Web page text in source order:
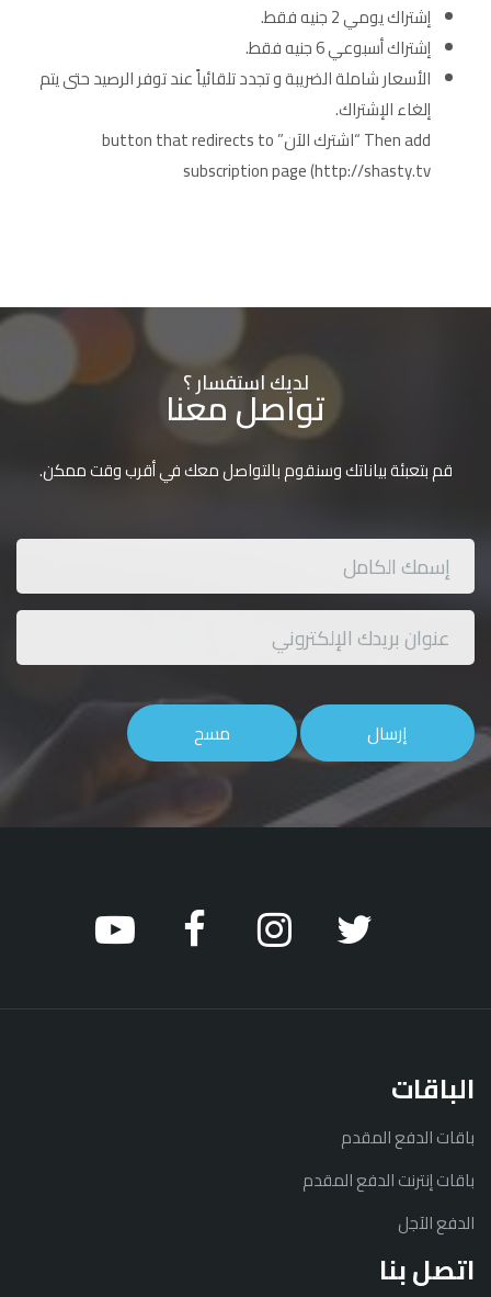
إشتراك يومي 2 جنيه فقط.
إشتراك أسبوعي 6 جنيه فقط.
الأسعار شاملة الضريبة و تجدد تلقائياً عند توفر الرصيد حتى يتم
إلغاء الإشتراك.
Then add “اشترك الآن” button that redirects to
subscription page (http://shasty.tv
لديك استفسار ؟
تواصل معنا
قم بتعبئة بياناتك وسنقوم بالتواصل معك في أقرب وقت ممكن.
الباقات
باقات الدفع المقدم
باقات إنترنت الدفع المقدم
الدفع الآجل
اتصل بنا